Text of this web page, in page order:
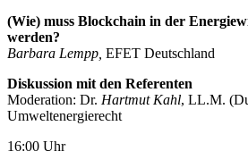
(Wie) muss Blockchain in der
werden?
Barbara Lempp, EFET Deutschland
Diskussion mit den Referenten
Moderation: Dr. Hartmut Kahl, LL.M.
Umweltenergierecht
16:00 Uhr